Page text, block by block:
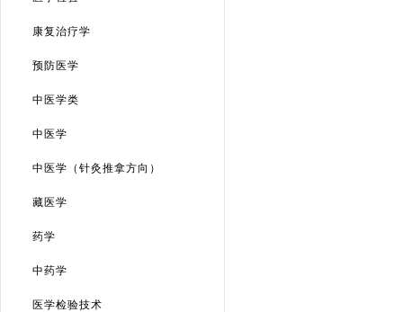
康复治疗学
预防医学
中医学类
中医学
中医学（针灸推拿方向）
藏医学
药学
中药学
医学检验技术